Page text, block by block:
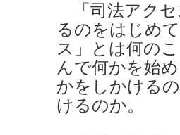
「司法アクセ
るのをはじめ
ス」とは何の
んで何かを始
かをしかける
けるのか。